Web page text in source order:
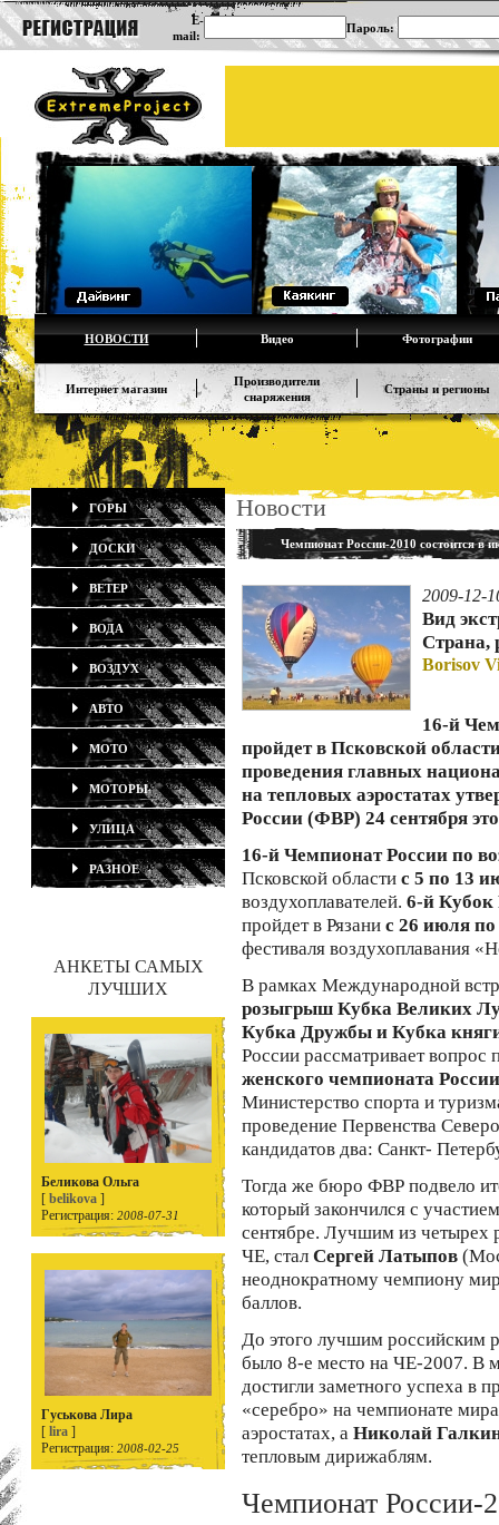
E-
mail:
Пароль:
НОВОСТИ Видео Фотографии
Интернет магазин
Производители
снаряжения
Страны и регионы
ГОРЫ
ДОСКИ
ВЕТЕР
ВОДА
ВОЗДУХ
АВТО
МОТО
МОТОРЫ
УЛИЦА
РАЗНОЕ
АНКЕТЫ САМЫХ
ЛУЧШИХ
Беликова Ольга
[ belikova ]
Регистрация: 2008-07-31
Гуськова Лира
[ lira ]
Регистрация: 2008-02-25
Новости
Чемпионат России-2010 состоится в
2009-12-
Вид
Страна,
Borisov
16-й
пройдет в Псковской
проведения главных
на тепловых аэростатах
России (ФВР) 24 сентября
16-й Чемпионат России по
Псковской области с 5 по 13
воздухоплавателей. 6-й Кубок
пройдет в Рязани с 26 июля по
фестиваля воздухоплавания
В рамках Международной
розыгрыш Кубка Великих
Кубка Дружбы и Кубка
России рассматривает вопрос
женского чемпионата России
Министерство спорта и
проведение Первенства
кандидатов два: Санкт-
Тогда же бюро ФВР подвело
который закончился с
сентябре. Лучшим из четырех
ЧЕ, стал Сергей Латыпов
неоднократному чемпиону
баллов.
До этого лучшим российским
было 8-е место на ЧЕ-2007. В
достигли заметного успеха в
«серебро» на чемпионате
аэростатах, а Николай
тепловым дирижаблям.
Чемпионат России-